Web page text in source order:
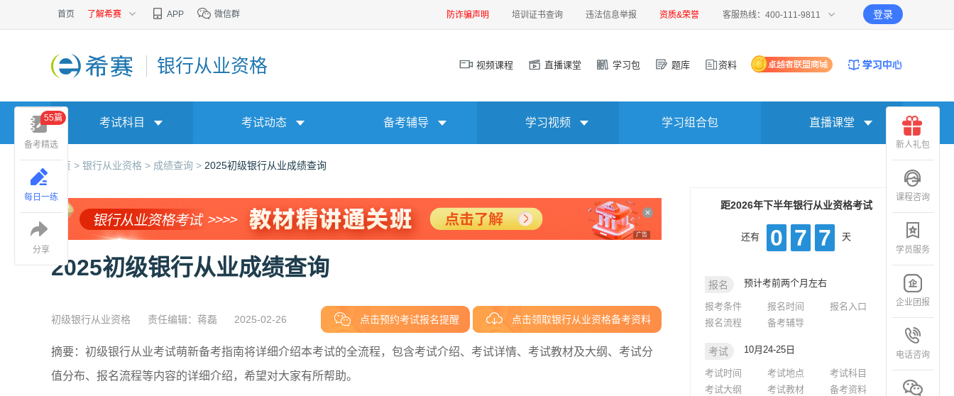
首页 了解希赛 APP 微信群 防诈骗声明 培训证书查询 违法信息举报 资质&荣誉 客服热线：400-111-9811 登录
银行从业资格 视频课程 直播课堂 学习包 题库 资料
考试科目 考试动态 备考辅导 学习视频 学习组合包 直播课堂
首页 > 银行从业资格 > 成绩查询 > 2025初级银行从业成绩查询
广告
2025初级银行从业成绩查询
初级银行从业资格 责任编辑：蒋磊 2025-02-26 点击预约考试报名提醒 点击领取银行从业资格备考资料
摘要：初级银行从业考试萌新备考指南将详细介绍本考试的全流程，包含考试介绍、考试详情、考试教材及大纲、考试分
值分布、报名流程等内容的详细介绍，希望对大家有所帮助。
距2026年下半年银行从业资格考试
还有 0 7 7 天
报名 预计考前两个月左右
报考条件 报名时间
报名入口
报名流程
备考辅导
考试 10月24-25日
考试时间 考试地点
考试科目
考试大纲
考试教材 备考资料
备考精选
55篇
每日一练
分享
新人礼包
课程咨询
学员服务
企业团报
电话咨询